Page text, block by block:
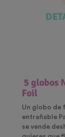
5 globos
Foil
Un globo de
entrañable
se vende